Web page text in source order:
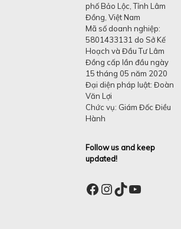
phố Bảo Lộc, Tỉnh Lâm
Đồng, Việt Nam
Mã số doanh nghiệp:
5801433131 do Sở Kế
Hoạch và Đầu Tư Lâm
Đồng cấp lần đầu ngày
15 tháng 05 năm 2020
Đại diện pháp luật: Đoàn
Văn Lợi
Chức vụ: Giám Đốc Điều
Hành
Follow us and keep
updated!
Facebook
Instagram
TikTok
YouTube